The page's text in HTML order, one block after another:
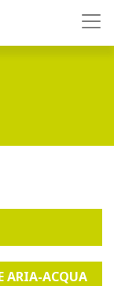
ARIA-ACQUA